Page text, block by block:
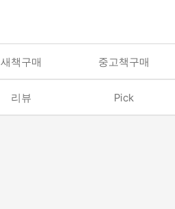
새책구매 중고책구매
리뷰 Pick